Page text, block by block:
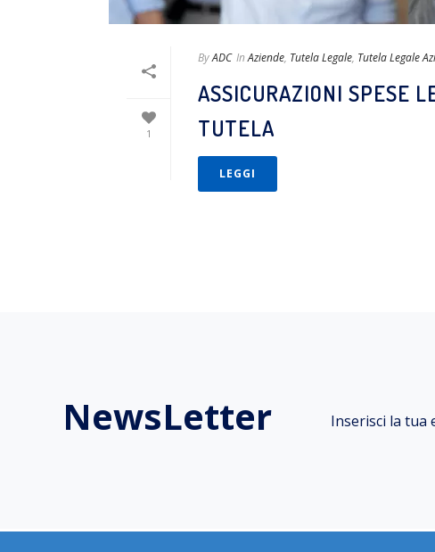
1
ByADC In Aziende, Tutela Legale, Tutela Legale
ASSICURAZIONI SPESE
TUTELA
LEGGI
NewsLetter Inserisci la tua